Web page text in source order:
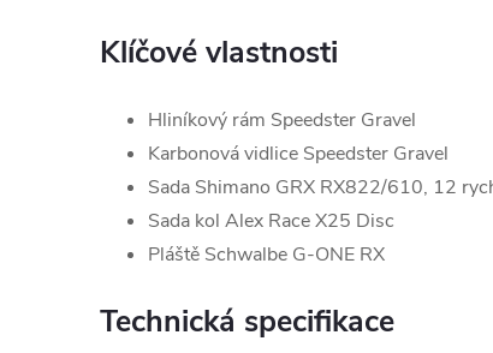
Klíčové vlastnosti
Hliníkový rám Speedster Gravel
Karbonová vidlice Speedster Gravel
Sada Shimano GRX RX822/610, 12
Sada kol Alex Race X25 Disc
Pláště Schwalbe G-ONE RX
Technická specifikace